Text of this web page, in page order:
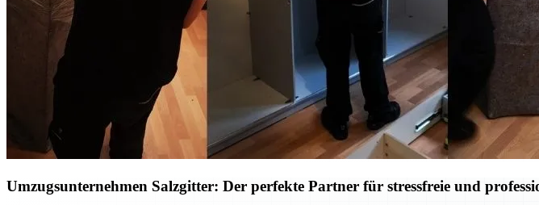
Umzugsunternehmen Salzgitter: Der perfekte Partner für stressfreie und